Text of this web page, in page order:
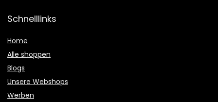
Schnelllinks
Home
Alle shoppen
Blogs
Unsere Webshops
Werben